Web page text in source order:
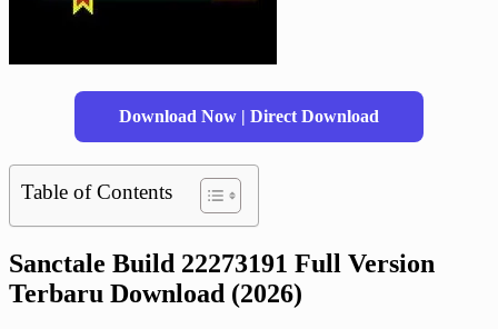
Download Now | Direct Download
Table of Contents
Sanctale Build 22273191 Full Version
Terbaru Download (2026)